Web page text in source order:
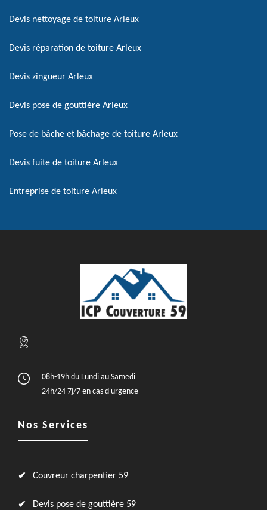
Devis nettoyage de toiture Arleux
Devis réparation de toiture Arleux
Devis zingueur Arleux
Devis pose de gouttière Arleux
Pose de bâche et bâchage de toiture Arleux
Devis fuite de toiture Arleux
Entreprise de toiture Arleux
08h-19h du Lundi au Samedi
24h/24 7j/7 en cas d'urgence
Nos Services
Couvreur charpentier 59
Devis pose de gouttière 59